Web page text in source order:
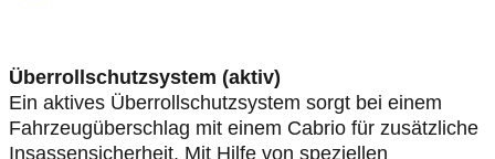
Überrollschutzsystem (aktiv)
Ein aktives Überrollschutzsystem sorgt bei einem
Fahrzeugüberschlag mit einem Cabrio für zusätzliche
Insassensicherheit. Mit Hilfe von speziellen